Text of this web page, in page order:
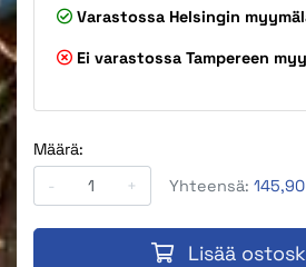
Varastossa Helsingin
Ei varastossa Tampereen
Määrä:
-
+ Yhteensä:
Lisää